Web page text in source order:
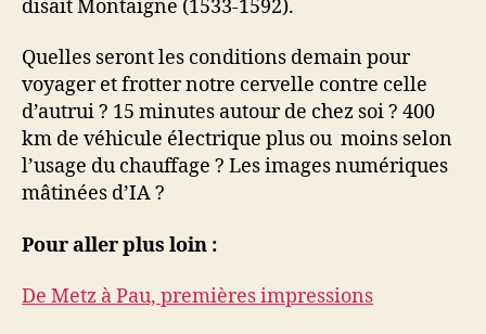
disait Montaigne (1533-1592).
Quelles seront les conditions demain pour
voyager et frotter notre cervelle contre celle
d’autrui ? 15 minutes autour de chez soi ? 400
km de véhicule électrique plus ou moins selon
l’usage du chauffage ? Les images numériques
mâtinées d’IA ?
Pour aller plus loin :
De Metz à Pau, premières impressions